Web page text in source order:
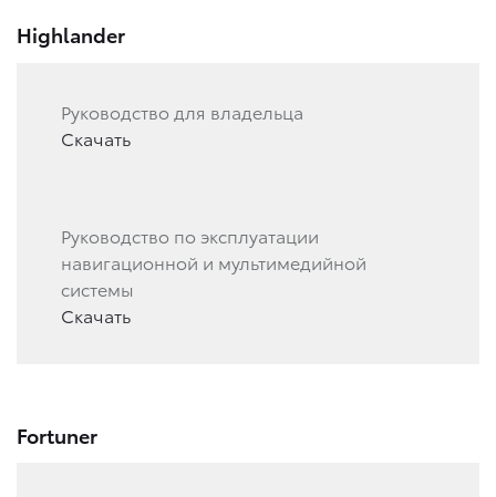
Highlander
Руководство для владельца
Скачать
Руководство по эксплуатации
навигационной и мультимедийной
системы
Скачать
Fortuner